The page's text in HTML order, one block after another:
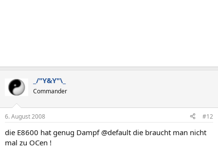
_/"Y&Y"\_
Commander
6. August 2008 #12
die E8600 hat genug Dampf @default die braucht man nicht
mal zu OCen !